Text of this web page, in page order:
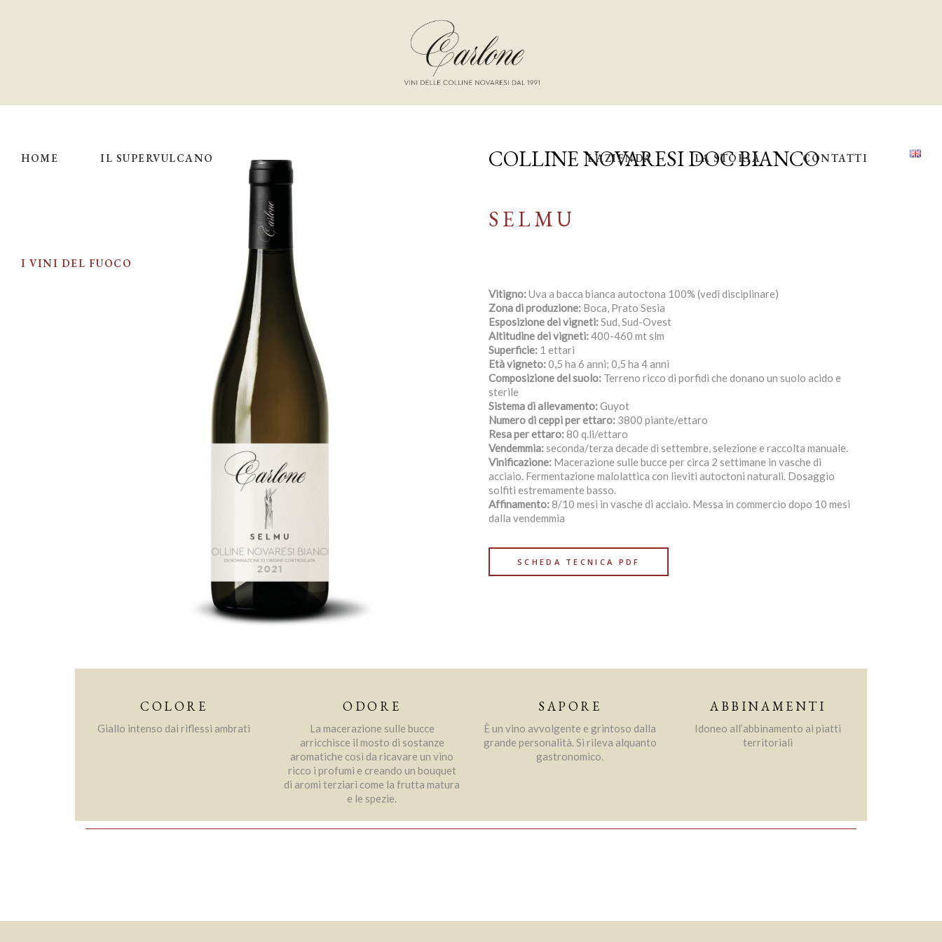
HOME IL SUPERVULCANO
I VINI DEL FUOCO
L’AZIENDA LA STORIA CONTATTI
SELMU
Vitigno:Uva a bacca bianca autoctona 100% (vedi disciplinare)
Zona di produzione: Boca, Prato Sesia
Esposizione dei vigneti:Sud, Sud-Ovest
Altitudine dei vigneti:400-460 mt slm
Superficie: 1 ettari
Età vigneto:0,5 ha 6 anni; 0,5 ha 4 anni
Composizione del suolo: Terreno ricco di porfidi che donano un suolo acido e
sterile
Sistema di allevamento:Guyot
Numero di ceppi per ettaro: 3800 piante/ettaro
Resa per ettaro:80 q.li/ettaro
Vendemmia:seconda/terza decade di settembre, selezione e raccolta manuale.
Vinificazione: Macerazione sulle bucce per circa 2 settimane in vasche di
acciaio. Fermentazione malolattica con lieviti autoctoni naturali. Dosaggio
solfiti estremamente basso.
Affinamento:8/10 mesi in vasche di acciaio. Messa in commercio dopo 10 mesi
dalla vendemmia
SCHEDA TECNICA PDF
COLLINE NOVARESI DOC BIANCO
COLORE
Giallo intenso dai riflessi ambrati
ODORE
La macerazione sulle bucce
arricchisce il mosto di sostanze
aromatiche così da ricavare un vino
ricco i profumi e creando un bouquet
di aromi terziari come la frutta matura
e le spezie.
SAPORE
È un vino avvolgente e grintoso dalla
grande personalità. Si rileva alquanto
gastronomico.
ABBINAMENTI
Idoneo all’abbinamento ai piatti
territoriali